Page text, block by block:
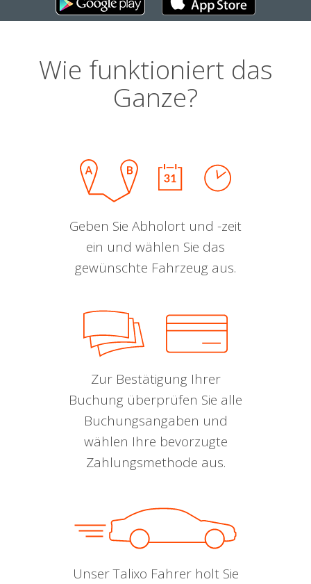
Wie funktioniert das
Ganze?
Geben Sie Abholort und -zeit
ein und wählen Sie das
gewünschte Fahrzeug aus.
Zur Bestätigung Ihrer
Buchung überprüfen Sie alle
Buchungsangaben und
wählen Ihre bevorzugte
Zahlungsmethode aus.
Unser Talixo Fahrer holt Sie